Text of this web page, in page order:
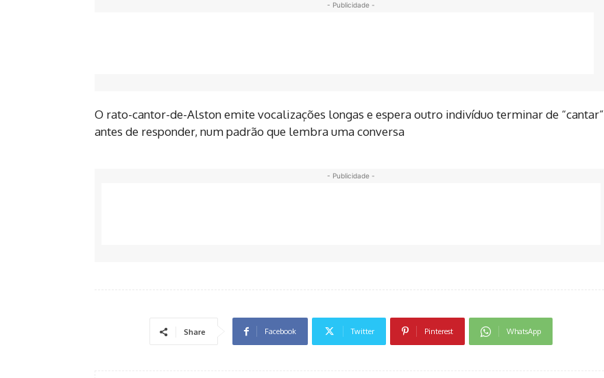
- Publicidade -
O rato-cantor-de-Alston emite vocalizações longas e espera outro indivíduo terminar de “cantar”
antes de responder, num padrão que lembra uma conversa
- Publicidade -
Share Facebook Twitter Pinterest WhatsApp